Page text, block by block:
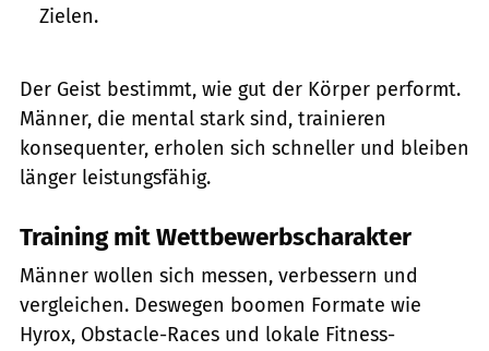
Zielen.
Der Geist bestimmt, wie gut der Körper performt.
Männer, die mental stark sind, trainieren
konsequenter, erholen sich schneller und bleiben
länger leistungsfähig.
Training mit Wettbewerbscharakter
Männer wollen sich messen, verbessern und
vergleichen. Deswegen boomen Formate wie
Hyrox, Obstacle-Races und lokale Fitness-